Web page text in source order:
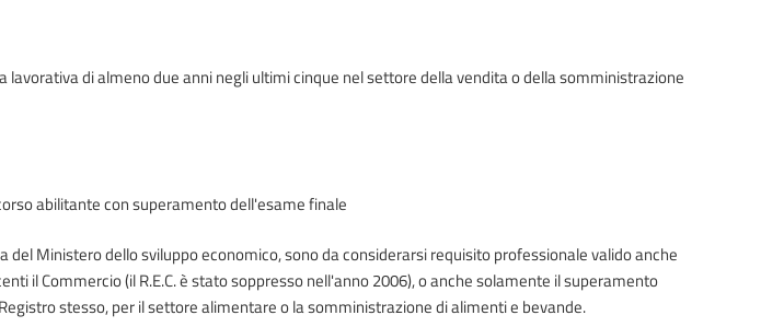
lavorativa di almeno due anni negli ultimi cinque nel settore della vendita o della somministrazione
abilitante con superamento dell'esame finale
Ministero dello sviluppo economico, sono da considerarsi requisito professionale valido anche
il Commercio (il R.E.C. è stato soppresso nell'anno 2006), o anche solamente il superamento
stesso, per il settore alimentare o la somministrazione di alimenti e bevande.